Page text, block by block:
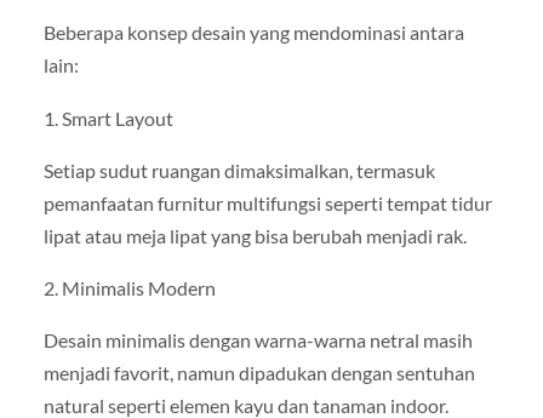
Beberapa konsep desain yang mendominasi antara
lain:
1. Smart Layout
Setiap sudut ruangan dimaksimalkan, termasuk
pemanfaatan furnitur multifungsi seperti tempat tidur
lipat atau meja lipat yang bisa berubah menjadi rak.
2. Minimalis Modern
Desain minimalis dengan warna-warna netral masih
menjadi favorit, namun dipadukan dengan sentuhan
natural seperti elemen kayu dan tanaman indoor.